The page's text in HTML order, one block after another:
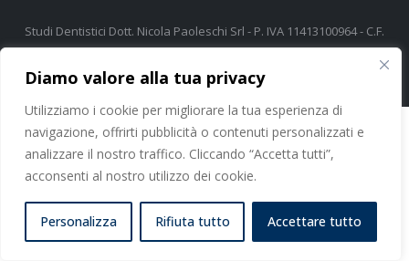
Diamo valore alla tua privacy
Utilizziamo i cookie per migliorare la tua esperienza di
navigazione, offrirti pubblicità o contenuti personalizzati e
analizzare il nostro traffico. Cliccando “Accetta tutti”,
acconsenti al nostro utilizzo dei cookie.
Personalizza Rifiuta tutto Accettare tutto
Studi Dentistici Dott. Nicola Paoleschi Srl - P. IVA 11413100964 - C.F.
06374460480